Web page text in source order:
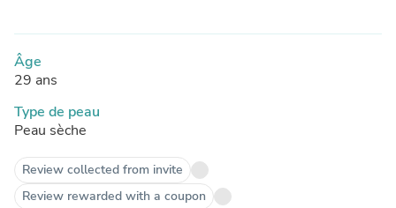
Âge
29 ans
Type de peau
Peau sèche
Review collected from invite
Review rewarded with a coupon